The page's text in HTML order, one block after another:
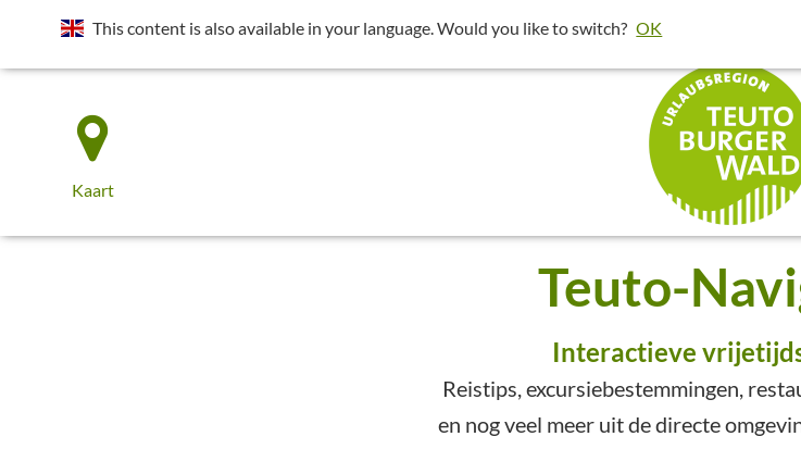
Klik rechts van de adresbalk op het pictogram
en klik
Kaart
Teuto-
Interactieve
Reistips, excursiebestemmingen,
en nog veel meer uit de directe
This content is also available in your language. Would you like to switch? OK